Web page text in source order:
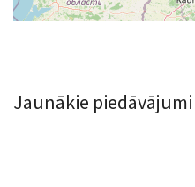
Jaunākie piedāvājumi